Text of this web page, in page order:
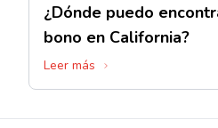
¿Dónde puedo
bono en California?
Leer más